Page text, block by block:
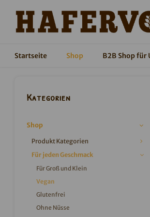
Startseite Shop B2B Shop für
Kategorien
Shop
Produkt Kategorien
Für jeden Geschmack
Für Groß und Klein
Vegan
Glutenfrei
Ohne Nüsse